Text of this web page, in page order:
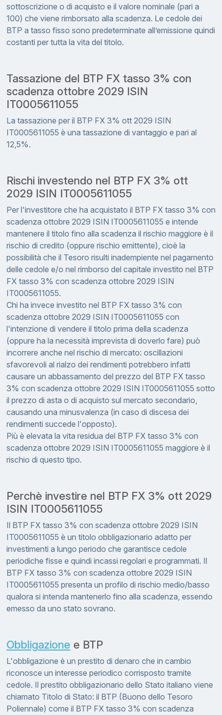
sottoscrizione o di acquisto e il valore nominale (pari a
100) che viene rimborsato alla scadenza. Le cedole dei
BTP a tasso fisso sono predeterminate all’emissione quindi
costanti per tutta la vita del titolo.
Tassazione del BTP FX tasso 3% con
scadenza ottobre 2029 ISIN
IT0005611055
La tassazione per il BTP FX 3% ott 2029 ISIN
IT0005611055 è una tassazione di vantaggio e pari al
12,5%.
Rischi investendo nel BTP FX 3% ott
2029 ISIN IT0005611055
Per l'investitore che ha acquistato il BTP FX tasso 3% con
scadenza ottobre 2029 ISIN IT0005611055 e intende
mantenere il titolo fino alla scadenza il rischio maggiore è il
rischio di credito (oppure rischio emittente), cioè la
possibilità che il Tesoro risulti inadempiente nel pagamento
delle cedole e/o nel rimborso del capitale investito nel BTP
FX tasso 3% con scadenza ottobre 2029 ISIN
IT0005611055.
Chi ha invece investito nel BTP FX tasso 3% con
scadenza ottobre 2029 ISIN IT0005611055 con
l'intenzione di vendere il titolo prima della scadenza
(oppure ha la necessità imprevista di doverlo fare) può
incorrere anche nel rischio di mercato: oscillazioni
sfavorevoli al rialzo dei rendimenti potrebbero infatti
causare un abbassamento del prezzo del BTP FX tasso
3% con scadenza ottobre 2029 ISIN IT0005611055 sotto
il prezzo di asta o di acquisto sul mercato secondario,
causando una minusvalenza (in caso di discesa dei
rendimenti succede l'opposto).
Più è elevata la vita residua del BTP FX tasso 3% con
scadenza ottobre 2029 ISIN IT0005611055 maggiore è il
rischio di questo tipo.
Perchè investire nel BTP FX 3% ott 2029
ISIN IT0005611055
Il BTP FX tasso 3% con scadenza ottobre 2029 ISIN
IT0005611055 è un titolo obbligazionario adatto per
investimenti a lungo periodo che garantisce cedole
periodiche fisse e quindi incassi regolari e programmati. Il
BTP FX tasso 3% con scadenza ottobre 2029 ISIN
IT0005611055 presenta un profilo di rischio medio/basso
qualora si intenda mantenerlo fino alla scadenza, essendo
emesso da uno stato sovrano.
Obbligazione e BTP
L'obbligazione è un prestito di denaro che in cambio
riconosce un interesse periodico corrisposto tramite
cedole. Il prestito obbligazionario dello Stato italiano viene
chiamato Titolo di Stato: il BTP (Buono dello Tesoro
Poliennale) come il BTP FX tasso 3% con scadenza